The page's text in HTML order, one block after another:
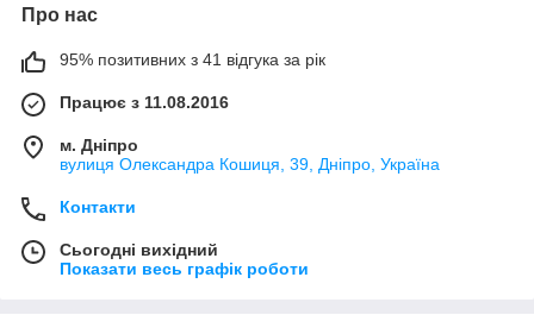
Про нас
95% позитивних з 41 відгука за рік
Працює з 11.08.2016
м. Дніпро
вулиця Олександра Кошиця, 39, Дніпро, Україна
Контакти
Сьогодні вихідний
Показати весь графік роботи